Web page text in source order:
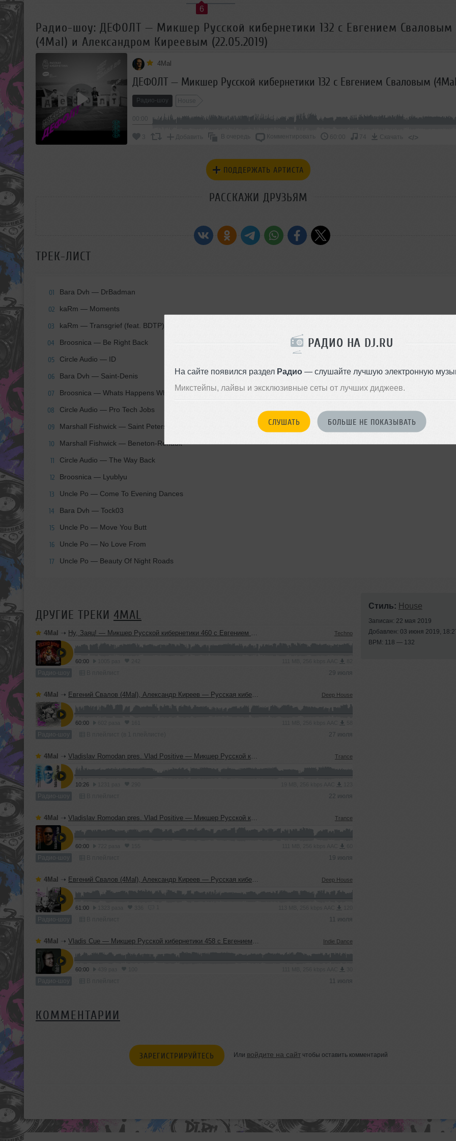
РАДИО НА DJ.RU
На сайте появился раздел Радио— слушайте лучшую электронную
Микстейпы, лайвы и эксклюзивные сеты от лучших диджеев.
СЛУШАТЬ БОЛЬШЕ НЕ ПОКАЗЫВАТЬ
6
Радио-шоу: ДЕФОЛТ — Микшер Русской кибернетики 132 с Евгением Сваловым
(4Mal) и Александром Киреевым (22.05.2019)
4Mal
Радио-шоу House
3 Добавить В очередь Комментировать 60:00 74 Скачать </>
ПОДДЕРЖАТЬ АРТИСТА
РАССКАЖИ ДРУЗЬЯМ
ТРЕК-ЛИСТ
01 Bara Dvh — DrBadman
02 kaRm — Moments
03 kaRm — Transgrief (feat. BDTP)
04 Broosnica — Be Right Back
05 Circle Audio — ID
06 Bara Dvh — Saint-Denis
07 Broosnica — Whats Happens When Life Breaks Down
08 Circle Audio — Pro Tech Jobs
09 Marshall Fishwick — Saint Petersbourgh
10 Marshall Fishwick — Beneton-Renault
11 Circle Audio — The Way Back
12 Broosnica — Lyublyu
13 Uncle Po — Come To Evening Dances
14 Bara Dvh — Tock03
15 Uncle Po — Move You Butt
16 Uncle Po — No Love From
17 Uncle Po — Beauty Of Night Roads
ДРУГИЕ ТРЕКИ 4MAL
4Mal ➝ Ну, Заяц! — Микшер Русской кибернетики 460 с Евгением Сваловым (4Mal) и Александром Киреевым (22.07.2026) Techno
60:00
Радио-шоу 29 июля
4Mal ➝ Евгений Свалов (4Mal), Александр Киреев — Русская кибернетика 725 (22.07.2026) Deep House
60:00
Радио-шоу 27 июля
4Mal ➝ Vladislav Romodan pres. Vlad Positive — Микшер Русской кибернетики 459, Part 2, с Евгением Сваловым (4Mal) и Александром Киреевым (15.07.2026) Trance
10:26
Радио-шоу 22 июля
4Mal ➝ Vladislav Romodan pres. Vlad Positive — Микшер Русской кибернетики 459, Part 1, с Евгением Сваловым (4Mal) и Александром Киреевым (15.07.2026) Trance
60:00
Радио-шоу 19 июля
4Mal ➝ Евгений Свалов (4Mal), Александр Киреев — Русская кибернетика 724 (08.07.2026) Deep House
61:00
Радио-шоу 11 июля
4Mal ➝ Vladis Cue — Микшер Русской кибернетики 458 с Евгением Сваловым (4Mal) и Александром Киреевым (08.07.2026) Indie Dance
60:00
Радио-шоу 11 июля
Стиль: House
Записан: 22 мая 2019
Добавлен: 03 июня 2019,
BPM: 118 — 132
КОММЕНТАРИИ
ЗАРЕГИСТРИРУЙТЕСЬ Или войдите на сайтчтобы оставить комментарий